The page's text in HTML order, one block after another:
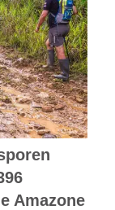
Amazone